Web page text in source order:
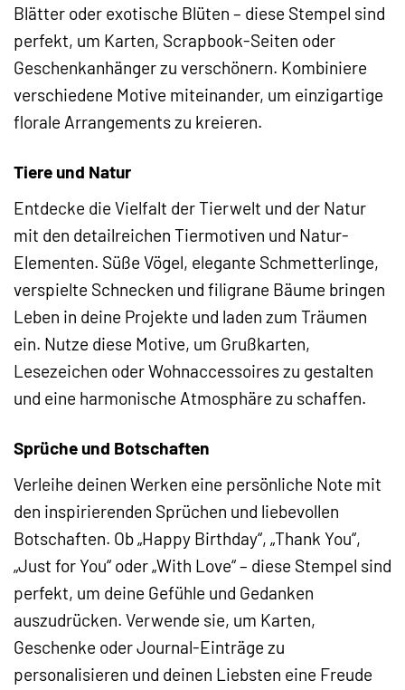
Blätter oder exotische Blüten – diese Stempel sind
perfekt, um Karten, Scrapbook-Seiten oder
Geschenkanhänger zu verschönern. Kombiniere
verschiedene Motive miteinander, um einzigartige
florale Arrangements zu kreieren.
Tiere und Natur
Entdecke die Vielfalt der Tierwelt und der Natur
mit den detailreichen Tiermotiven und Natur-
Elementen. Süße Vögel, elegante Schmetterlinge,
verspielte Schnecken und filigrane Bäume bringen
Leben in deine Projekte und laden zum Träumen
ein. Nutze diese Motive, um Grußkarten,
Lesezeichen oder Wohnaccessoires zu gestalten
und eine harmonische Atmosphäre zu schaffen.
Sprüche und Botschaften
Verleihe deinen Werken eine persönliche Note mit
den inspirierenden Sprüchen und liebevollen
Botschaften. Ob „Happy Birthday“, „Thank You“,
„Just for You“ oder „With Love“ – diese Stempel sind
perfekt, um deine Gefühle und Gedanken
auszudrücken. Verwende sie, um Karten,
Geschenke oder Journal-Einträge zu
personalisieren und deinen Liebsten eine Freude